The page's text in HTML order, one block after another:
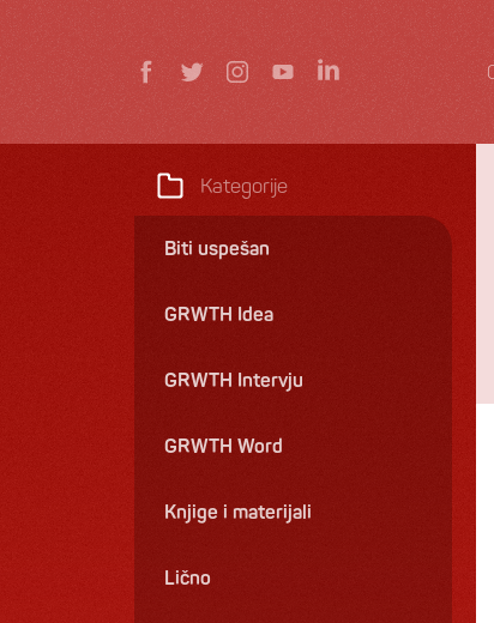
Kategorije
Biti uspešan
GRWTH Idea
GRWTH Intervju
GRWTH Word
Knjige i materijali
Lično